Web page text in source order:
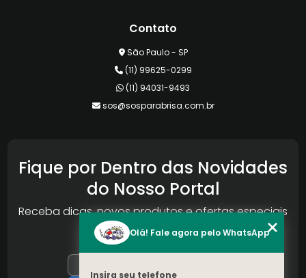
Contato
São Paulo - SP
(11) 99625-0299
(11) 94031-9493
sos@sosparabrisa.com.br
Fique por Dentro das Novidades
do Nosso Portal
Receba dicas, novos produtos e ofertas especiais
da Reconlog
Olá! Fale agora pelo WhatsApp
Insira seu telefone